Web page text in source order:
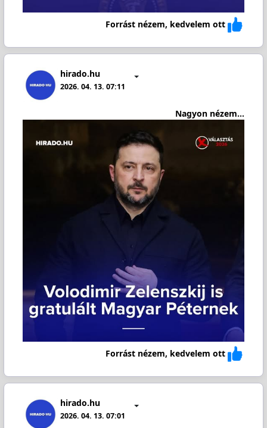
Forrást nézem, kedvelem ott
hirado.hu
2026. 04. 13. 07:11
Nagyon nézem...
Forrást nézem, kedvelem ott
hirado.hu
2026. 04. 13. 07:01